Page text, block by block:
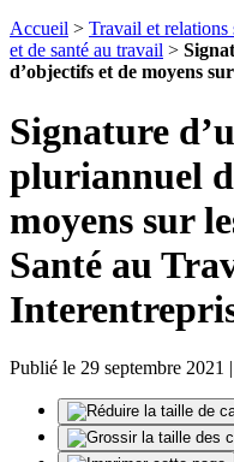
Accueil > Travail et relations
et de santé au travail >
d’objectifs et de moyens
Signature
pluriannuel
moyens sur
Santé au
Publié le 29 septembre 2021